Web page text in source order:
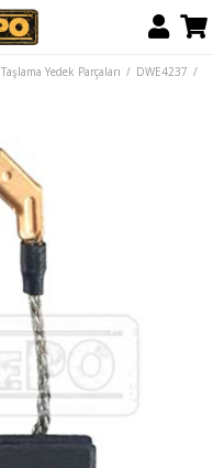
Taşlama Yedek Parçaları DWE4237